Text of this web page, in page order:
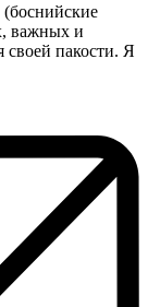
важных и
своей пакости. Я